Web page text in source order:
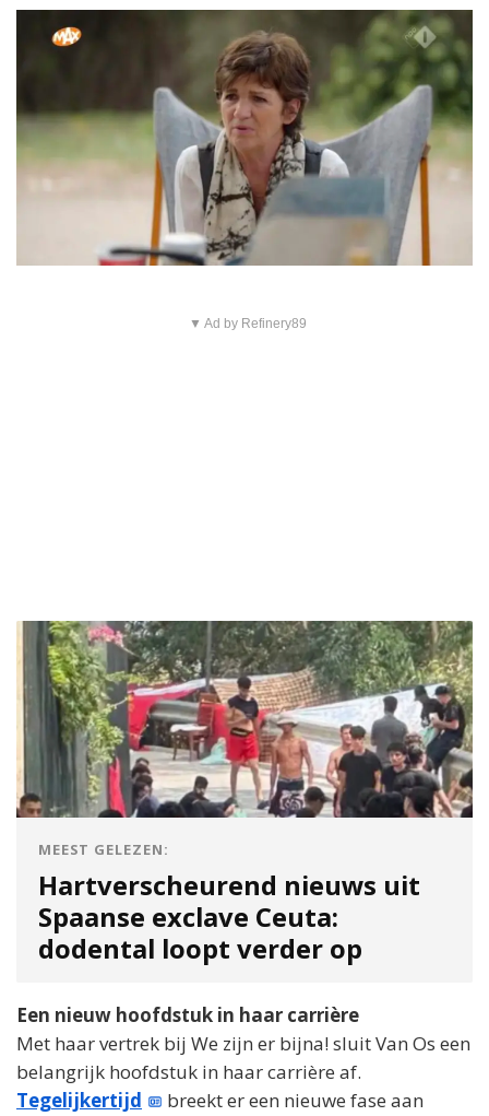
▼ Ad by Refinery89
MEEST GELEZEN:
Hartverscheurend nieuws uit
Spaanse exclave Ceuta:
dodental loopt verder op
Een nieuw hoofdstuk in haar carrière
Met haar vertrek bij We zijn er bijna! sluit Van Os een
belangrijk hoofdstuk in haar carrière af.
Tegelijkertijd
breekt er een nieuwe fase aan